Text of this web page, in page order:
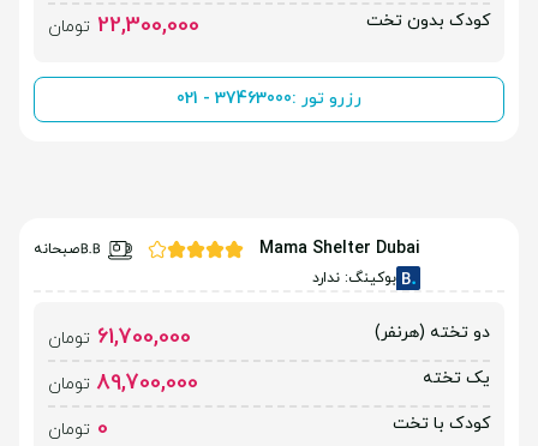
کودک بدون تخت
22,300,000 تومان
رزرو تور :021 - 37463000
Mama Shelter Dubai
صبحانه
بوکینگ: ندارد
دو تخته (هرنفر) 61,700,000 تومان
یک تخته
89,700,000 تومان
کودک با تخت
0 تومان